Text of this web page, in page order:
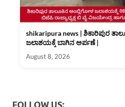
shikaripura news | ಶಿಕಾರಿಪುರ
ಜಲಾಶಯಕ್ಕೆ ಬಾಗಿನ ಅರ್ಪಣೆ |
August 8, 2026
FOLLOW US: